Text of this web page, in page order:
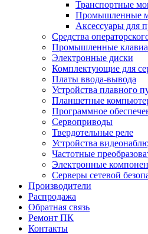
Транспортные
Промышленные
Аксессуары для
Средства
Промышленные
Электронные диски
Комплектующие для
Платы ввода-вывода
Устройства плавного
Планшетные
Программное
Сервоприводы
Твердотельные реле
Устройства
Частотные
Электронные
Серверы сетевой
Производители
Распродажа
Обратная связь
Ремонт ПК
Контакты